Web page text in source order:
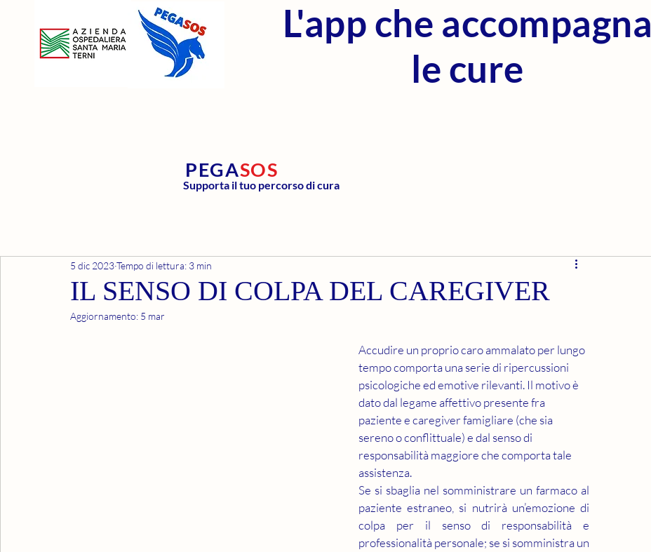
L'app che accompagna
le cure
PEGASOS
Supporta il tuo percorso di cura
IL SENSO DI COLPA DEL CAREGIVER
5 dic 2023Tempo di lettura: 3 min
Aggiornamento: 5 mar
Accudire un proprio caro ammalato per lungo
tempo comporta una serie di ripercussioni
psicologiche ed emotive rilevanti. Il motivo è
dato dal legame affettivo presente fra
paziente e caregiver famigliare (che sia
sereno o conflittuale) e dal senso di
responsabilità maggiore che comporta tale
assistenza.
Se si sbaglia nel somministrare un farmaco al
paziente estraneo, si nutrirà un’emozione di
colpa per il senso di responsabilità e
professionalità personale; se si somministra un